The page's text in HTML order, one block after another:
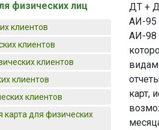
физических лиц
клиентов
клиентов
клиентов
клиентов
клиентов
карта для физических
ДТ +
АИ-95
АИ-98
видам
карт,